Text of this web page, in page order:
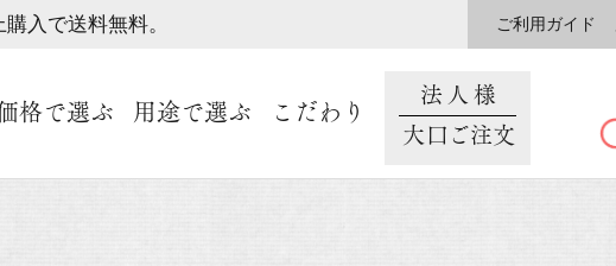
入で送料無料。 ご利用ガイド
格で選ぶ 用途で選ぶ こだわり
法人様
大口ご注文